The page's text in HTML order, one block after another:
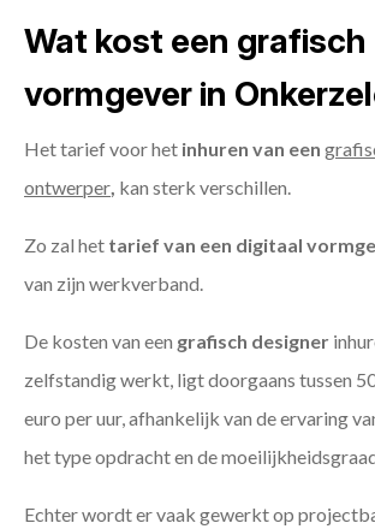
Wat kost een grafisch
vormgever in
Het tarief voor het inhuren van een
ontwerper kan sterk verschillen.
Zo zal het tarief van een digitaal
van zijn werkverband.
De kosten van een grafisch designer
zelfstandig werkt, ligt doorgaans tussen
euro per uur, afhankelijk van de ervaring
het type opdracht en de
Echter wordt er vaak gewerkt op